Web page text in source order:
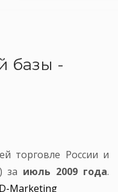
базы -
торговле России и
за июль 2009 года.
Marketing